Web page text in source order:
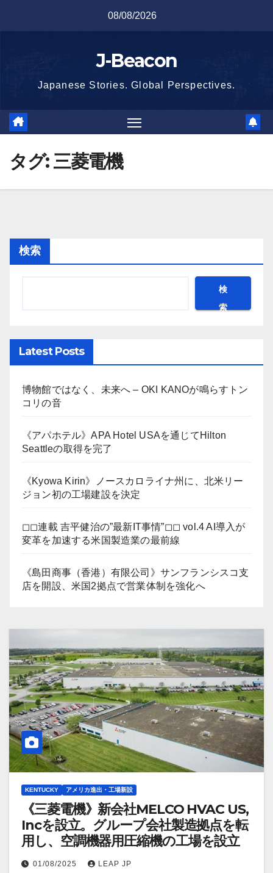
08/08/2026
J-Beacon
Japanese Stories. Global Perspectives.
タグ:三菱電機
検索
検
索
Latest Posts
博物館ではなく、未来へ – OKI KANOが鳴らすトン
コリの音
《アパホテル》APA Hotel USAを通じてHilton
Seattleの取得を完了
《Kyowa Kirin》ノースカロライナ州に、北米リー
ジョン初の工場建設を決定
◻︎◻︎連載 吉平健治の”最新IT事情”◻︎◻︎ vol.4 AI導入が
変革を加速する米国製造業の最前線
《島田商事（香港）有限公司》サンフランシスコ支
店を開設、米国2拠点で営業体制を強化へ
KENTUCKY アメリカ進出・工場新設
《三菱電機》新会社MELCO HVAC US,
Incを設立。グループ会社製造拠点を転
用し、空調機器用圧縮機の工場を設立
01/08/2025 LEAP JP